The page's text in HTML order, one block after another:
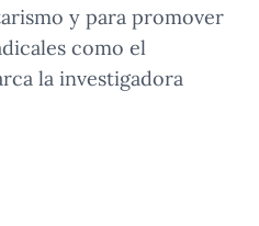
y para promover
como el
la investigadora